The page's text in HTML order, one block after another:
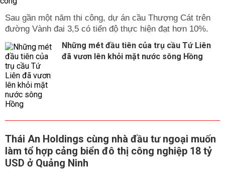
Sau gần một năm thi công, dự án cầu Thượng Cát trên
đường Vành đai 3,5 có tiến độ thực hiện đạt hơn 10%.
Những mét đầu tiên của trụ cầu Tứ Liên
đã vươn lên khỏi mặt nước sông Hồng
Thái An Holdings cùng nhà đầu tư ngoại muốn
làm tổ hợp cảng biển đô thị công nghiệp 18 tỷ
USD ở Quảng Ninh